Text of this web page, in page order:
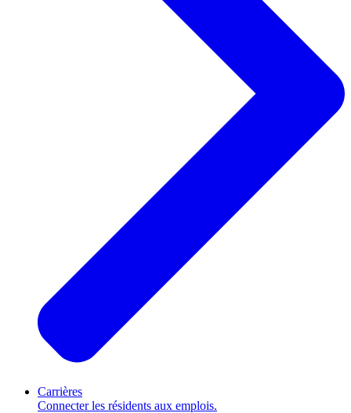
Carrières
Connecter les résidents aux emplois.